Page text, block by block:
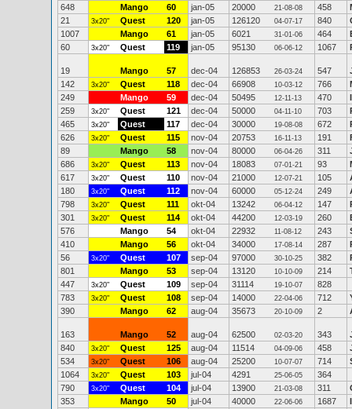
648
Mango 60 jan-05 20000 21-08-08 458
21
3x20" Quest 120 jan-05 126120 04-07-17 840
1007
Mango 61 jan-05 6021 31-01-06 464
60
3x20" Quest 119 jan-05 95130 06-06-12 1067
19 Mango 57 dec-04 126853 26-03-24 547
142
3x20" Quest 118 dec-04 66908 10-03-12 766
249
Mango 59 dec-04 50495 12-11-13 470
259
3x20" Quest 121 dec-04 50000 04-11-10 703
465
3x20" Quest 117 dec-04 30000 19-08-08 672
626
3x20" Quest 115 nov-04 20753 16-11-13 191
89
Mango 58 nov-04 80000 06-04-26 311
686
3x20" Quest 113 nov-04 18083 07-01-21 93
617
3x20" Quest 110 nov-04 21000 12-07-21 105
180
3x20" Quest 112 nov-04 60000 05-12-24 249
798
3x20" Quest 111 okt-04 13242 06-04-12 147
301
3x20" Quest 114 okt-04 44200 12-03-19 260
576
Mango 54 okt-04 22932 11-08-12 243
410
Mango 56 okt-04 34000 17-08-14 287
56
3x20" Quest 107 sep-04 97000 30-10-25 382
801
Mango 53 sep-04 13120 10-10-09 214
447
3x20" Quest 109 sep-04 31114 19-10-07
828
783
3x20" Quest 108 sep-04 14000 22-04-06 712
390
Mango 62 aug-04 35673 20-10-09 2
163 Mango 52 aug-04 62500 02-03-20 343
840
3x20" Quest 125 aug-04 11514 04-09-06 458
534
3x20" Quest 106 aug-04 25200 10-07-07 714
1064
3x20" Quest 103 jul-04 4291 25-06-05
364
790
3x20" Quest 104 jul-04 13900 21-03-08 311
353
Mango 50 jul-04 40000 22-06-06 1687